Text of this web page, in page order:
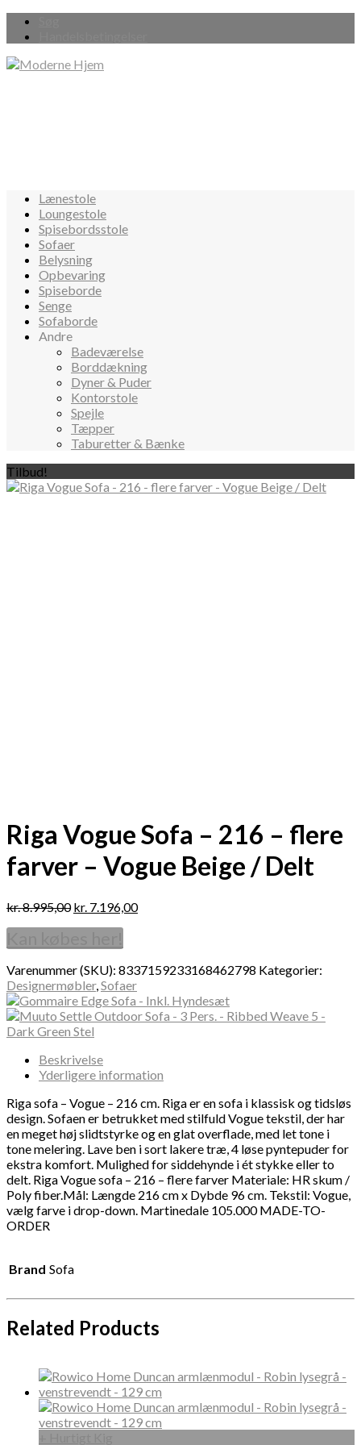
Lænestole
Loungestole
Spisebordsstole
Sofaer
Belysning
Opbevaring
Spiseborde
Senge
Sofaborde
Andre
Badeværelse
Borddækning
Dyner & Puder
Kontorstole
Spejle
Tæpper
Taburetter & Bænke
Tilbud!
Riga Vogue Sofa – 216 – flere
farver – Vogue Beige / Delt
kr.8.995,00 kr. 7.196,00
Varenummer (SKU): 8337159233168462798 Kategorier:
Designermøbler,Sofaer
Beskrivelse
Yderligere information
Riga sofa – Vogue – 216 cm. Riga er en sofa i klassisk og tidsløs
design. Sofaen er betrukket med stilfuld Vogue tekstil, der har
en meget høj slidtstyrke og en glat overflade, med let tone i
tone melering. Lave ben i sort lakere træ, 4 løse pyntepuder for
ekstra komfort. Mulighed for siddehynde i ét stykke eller to
delt. Riga Vogue sofa – 216 – flere farver Materiale: HR skum /
Poly fiber.Mål: Længde 216 cm x Dybde 96 cm. Tekstil: Vogue,
vælg farve i drop-down. Martinedale 105.000 MADE-TO-
ORDER
Brand Sofa
Related Products